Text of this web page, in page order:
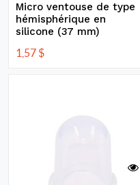
Micro ventouse de type
hémisphérique en
silicone (37 mm)
1,57$